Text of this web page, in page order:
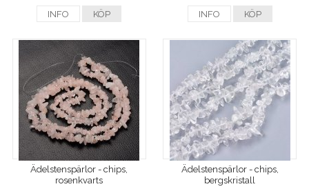
INFO KÖP INFO KÖP
Ädelstenspärlor - chips,
rosenkvarts
Ädelstenspärlor - chips,
bergskristall